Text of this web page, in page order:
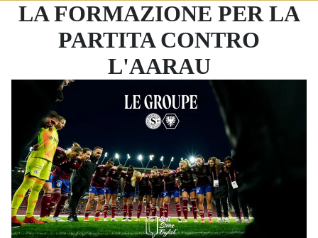
LA FORMAZIONE PER LA
PARTITA CONTRO
L'AARAU